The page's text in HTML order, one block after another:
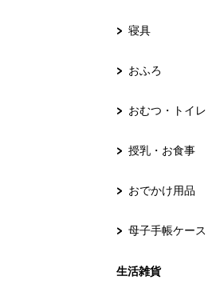
寝具
おふろ
おむつ・トイレ
授乳・お食事
おでかけ用品
母子手帳ケース
生活雑貨